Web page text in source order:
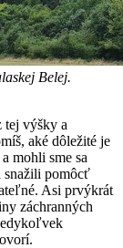
Belej.
tej výšky a
aké dôležité je
mohli sme sa
pomôcť
Asi prvýkrát
záchranných